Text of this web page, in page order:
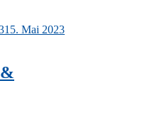
15. Mai 2023